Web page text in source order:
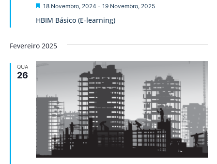
HBIM Básico (E-learning)
Destaque
18 Novembro, 2024 - 19 Novembro, 2025
Fevereiro 2025
QUA
26